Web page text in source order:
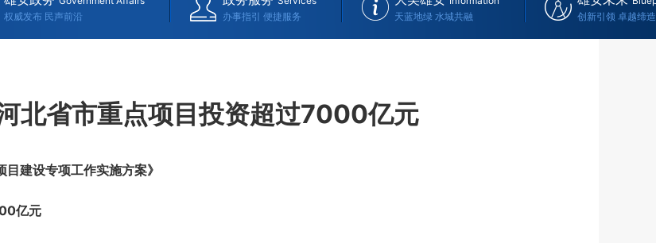
权威发布 民声前沿
办事指引 便捷服务
天蓝地绿 水城共融
创新引领 卓越缔造
北省市重点项目投资超过7000亿元
建设专项工作实施方案》
亿元